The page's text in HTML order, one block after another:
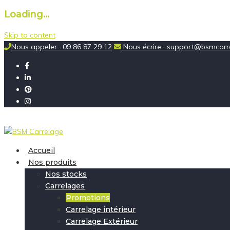
Loading...
Skip to content
Nous appeler : 09 86 87 29 12
Nous écrire :
Accueil
Nos produits
Nos stocks
Carrelages
Promotions
Carrelage intérieur
Carrelage Extérieur